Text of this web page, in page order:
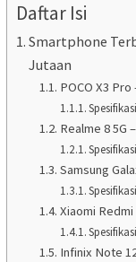
Daftar Isi
Smartphone
Jutaan
POCO X3
Realme 8 5G
Samsung
Xiaomi
Infinix Note